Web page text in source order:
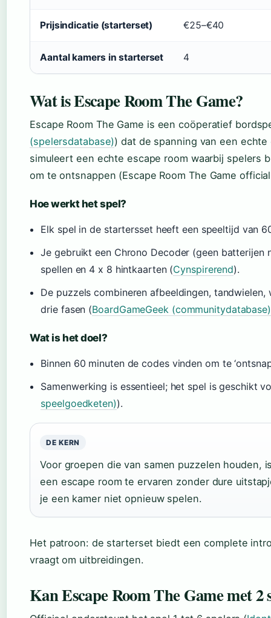
Prijsindicatie (starterset) €25–€40
Aantal kamers in starterset 4
Wat is Escape Room The Game?
Escape Room The Game is een coöperatief
(spelersdatabase)) dat de spanning van een
simuleert een echte escape room waarbij spelers
om te ontsnappen (Escape Room The Game
Hoe werkt het spel?
Elk spel in de startersset heeft een speeltijd van
Je gebruikt een Chrono Decoder (geen batterijen
spellen en 4 x 8 hintkaarten (Cynspirerend).
De puzzels combineren afbeeldingen,
drie fasen (BoardGameGeek (communitydatabase)
Wat is het doel?
Binnen 60 minuten de codes vinden om te
Samenwerking is essentieel; het spel is geschikt
speelgoedketen)).
DE KERN
Voor groepen die van samen puzzelen houden,
een escape room te ervaren zonder dure
je een kamer niet opnieuw spelen.
Het patroon: de starterset biedt een complete
vraagt om uitbreidingen.
Kan Escape Room The Game met 2